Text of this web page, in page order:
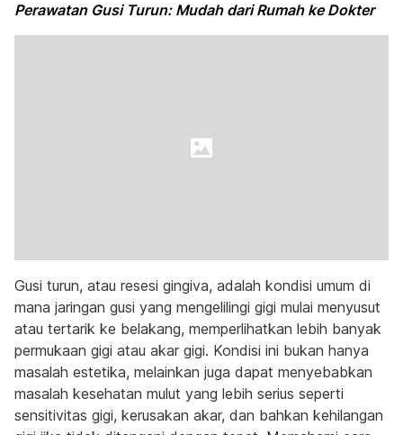
Perawatan Gusi Turun: Mudah dari Rumah ke Dokter
Gusi turun, atau resesi gingiva, adalah kondisi umum di
mana jaringan gusi yang mengelilingi gigi mulai menyusut
atau tertarik ke belakang, memperlihatkan lebih banyak
permukaan gigi atau akar gigi. Kondisi ini bukan hanya
masalah estetika, melainkan juga dapat menyebabkan
masalah kesehatan mulut yang lebih serius seperti
sensitivitas gigi, kerusakan akar, dan bahkan kehilangan